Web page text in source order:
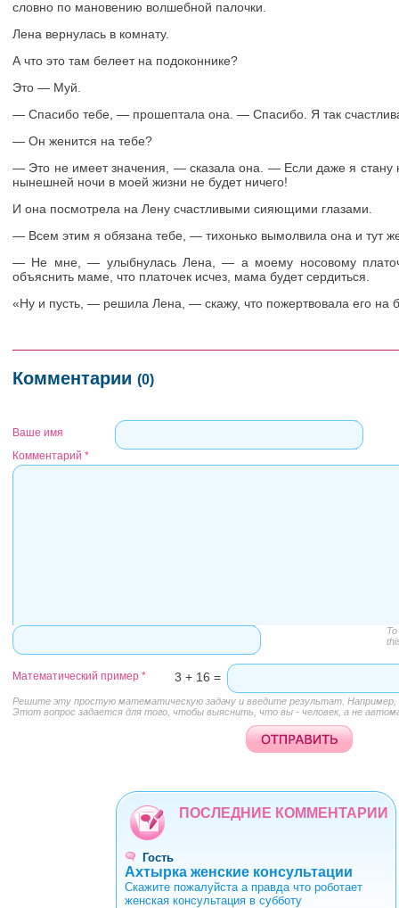
словно по мановению волшебной палочки.
Лена вернулась в комнату.
А что это там белеет на подоконнике?
Это — Муй.
— Спасибо тебе, — прошептала она. — Спасибо. Я так
— Он женится на тебе?
— Это не имеет значения, — сказала она. — Если даже я стану
нынешней ночи в моей жизни не будет ничего!
И она посмотрела на Лену счастливыми сияющими глазами.
— Всем этим я обязана тебе, — тихонько вымолвила она и тут
— Не мне, — улыбнулась Лена, — а моему носовому
объяснить маме, что платочек исчез, мама будет сердиться.
«Ну и пусть, — решила Лена, — скажу, что пожертвовала его на
Комментарии (0)
Ваше имя
Комментарий *
Этот вопрос задается для того, чтобы выяснить, что вы - человек, а не
Математический пример * 3 + 16 =
Решите эту простую математическую задачу и введите результат. Например,
ПОСЛЕДНИЕ КОММЕНТАРИИ
Гость
Ахтырка женские консультации
Скажите пожалуйста а правда что роботает
женская консультация в субботу